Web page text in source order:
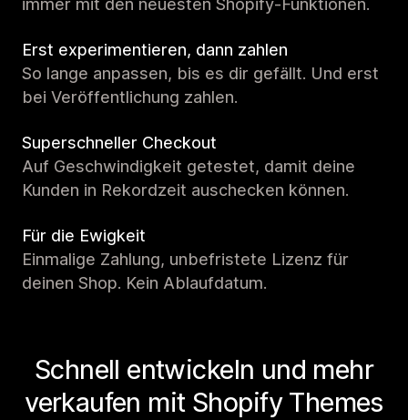
immer mit den neuesten Shopify-Funktionen.
Erst experimentieren, dann zahlen
So lange anpassen, bis es dir gefällt. Und erst
bei Veröffentlichung zahlen.
Superschneller Checkout
Auf Geschwindigkeit getestet, damit deine
Kunden in Rekordzeit auschecken können.
Für die Ewigkeit
Einmalige Zahlung, unbefristete Lizenz für
deinen Shop. Kein Ablaufdatum.
Schnell entwickeln und mehr
verkaufen mit Shopify Themes